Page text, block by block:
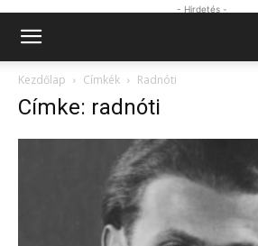
- Hirdetés -
Kezdőlap Címkék Radnóti
Címke: radnóti